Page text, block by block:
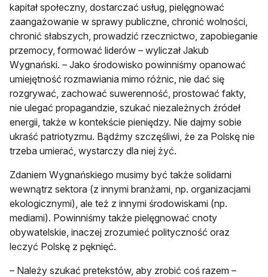
kapitał społeczny, dostarczać usług, pielęgnować
zaangażowanie w sprawy publiczne, chronić wolności,
chronić słabszych, prowadzić rzecznictwo, zapobieganie
przemocy, formować liderów – wyliczał Jakub
Wygnański. – Jako środowisko powinniśmy opanować
umiejętność rozmawiania mimo różnic, nie dać się
rozgrywać, zachować suwerenność, prostować fakty,
nie ulegać propagandzie, szukać niezależnych źródeł
energii, także w kontekście pieniędzy. Nie dajmy sobie
ukraść patriotyzmu. Bądźmy szczęśliwi, że za Polskę nie
trzeba umierać, wystarczy dla niej żyć.
Zdaniem Wygnańskiego musimy być także solidarni
wewnątrz sektora (z innymi branżami, np. organizacjami
ekologicznymi), ale też z innymi środowiskami (np.
mediami). Powinniśmy także pielęgnować cnoty
obywatelskie, inaczej zrozumieć polityczność oraz
leczyć Polskę z pęknięć.
– Należy szukać pretekstów, aby zrobić coś razem –